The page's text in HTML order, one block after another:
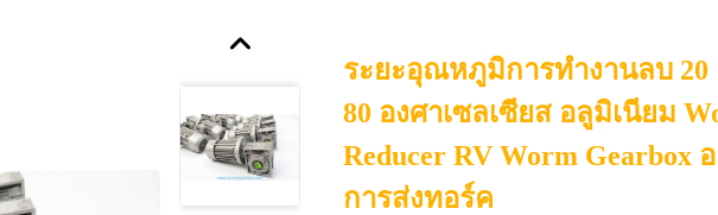
ระยะอุณหภูมิการทํางานลบ 20
80 องศาเซลเซียส อลูมิเนียม
Reducer RV Worm Gearbox
การส่งทอร์ค